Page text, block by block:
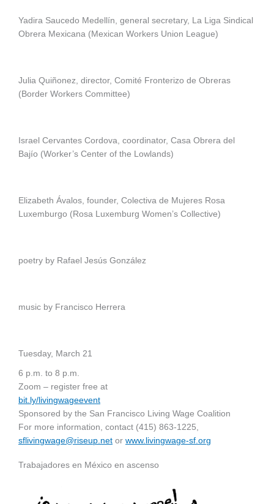
Yadira Saucedo Medellín, general secretary, La Liga Sindical
Obrera Mexicana (Mexican Workers Union League)
Julia Quiñonez, director, Comité Fronterizo de Obreras
(Border Workers Committee)
Israel Cervantes Cordova, coordinator, Casa Obrera del
Bajío (Worker’s Center of the Lowlands)
Elizabeth Ávalos, founder, Colectiva de Mujeres Rosa
Luxemburgo (Rosa Luxemburg Women’s Collective)
poetry by Rafael Jesús González
music by Francisco Herrera
Tuesday, March 21
6 p.m. to 8 p.m.
Zoom – register free at
bit.ly/livingwageevent
Sponsored by the San Francisco Living Wage Coalition
For more information, contact (415) 863-1225,
sflivingwage@riseup.net or www.livingwage-sf.org
Trabajadores en México en ascenso